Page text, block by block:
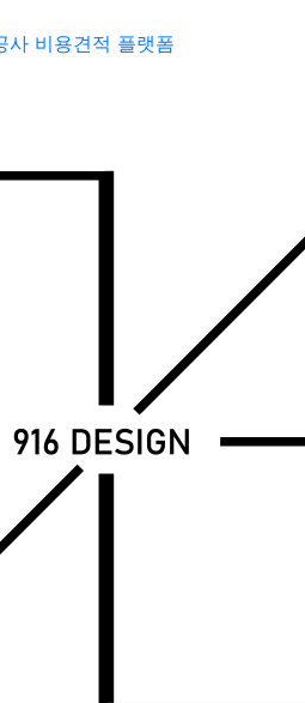
사 비용견적 플랫폼